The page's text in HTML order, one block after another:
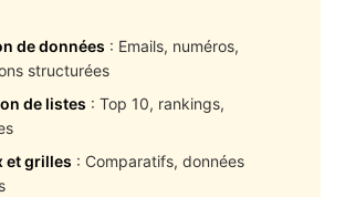
de données : Emails, numéros,
structurées
de listes : Top 10, rankings,
et grilles : Comparatifs, données